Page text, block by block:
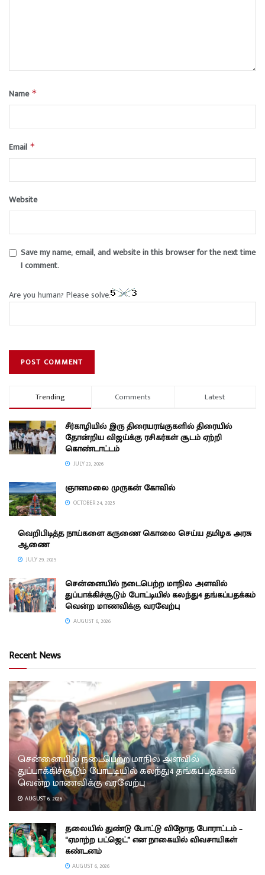
Name *
Email *
Website
Save my name, email, and website in this browser for the next time
I comment.
Are you human? Please solve:
Trending Comments Latest
சீர்காழியில் இரு திரையரங்குகளில் திரையில்
தோன்றிய விஜய்க்கு ரசிகர்கள் சூடம் ஏற்றி
கொண்டாட்டம்
JULY 23, 2026
ஞானமலை முருகன் கோவில்
OCTOBER 24, 2025
வெறிபிடித்த நாய்களை கருணை கொலை செய்ய தமிழக அரசு
ஆணை
JULY 29, 2025
சென்னையில் நடைபெற்ற மாநில அளவில்
துப்பாக்கிச்சூடும் போட்டியில் கலந்து4 தங்கப்பதக்கம்
வென்ற மாணவிக்கு வரவேற்பு
AUGUST 6, 2026
Recent News
சென்னையில் நடைபெற்ற மாநில அளவில்
துப்பாக்கிச்சூடும் போட்டியில் கலந்து4 தங்கப்பதக்கம்
வென்ற மாணவிக்கு வரவேற்பு
AUGUST 6, 2026
தலையில் துண்டு போட்டு விநோத போராட்டம் –
“ஏமாற்ற பட்ஜெட்” என நாகையில் விவசாயிகள்
கண்டனம்
AUGUST 6, 2026